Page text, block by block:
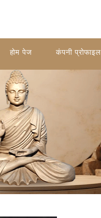
होम पेज कंपनी प्रोफाइल